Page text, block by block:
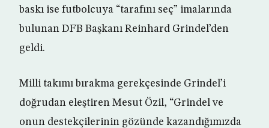
baskı ise futbolcuya “tarafını seç” imalarında
bulunan DFB Başkanı Reinhard Grindel’den
geldi.
Milli takımı bırakma gerekçesinde Grindel’i
doğrudan eleştiren Mesut Özil, “Grindel ve
onun destekçilerinin gözünde kazandığımızda